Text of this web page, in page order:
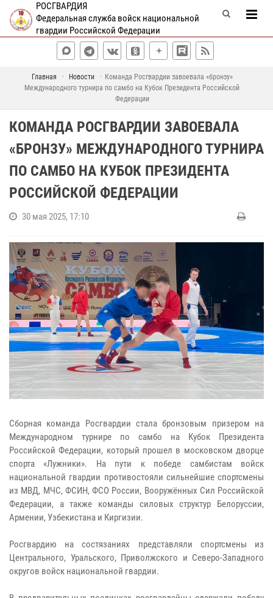
РОСГВАРДИЯ
Федеральная служба войск национальной
гвардии Российской Федерации
Главная Новости
Команда Росгвардии завоевала «бронзу»
Международного турнира по самбо на Кубок Президента Российской
Федерации
КОМАНДА РОСГВАРДИИ ЗАВОЕВАЛА
«БРОНЗУ» МЕЖДУНАРОДНОГО ТУРНИРА
ПО САМБО НА КУБОК ПРЕЗИДЕНТА
РОССИЙСКОЙ ФЕДЕРАЦИИ
30 мая 2025, 17:10
Сборная команда Росгвардии стала бронзовым призером на
Международном турнире по самбо на Кубок Президента
Российской Федерации, который прошел в московском дворце
спорта «Лужники». На пути к победе самбистам войск
национальной гвардии противостояли сильнейшие спортсмены
из МВД, МЧС, ФСИН, ФСО России, Вооружённых Сил Российской
Федерации, а также команды силовых структур Белоруссии,
Армении, Узбекистана и Киргизии.
Росгвардию на состязаниях представляли спортсмены из
Центрального, Уральского, Приволжского и Северо-Западного
округов войск национальной гвардии.